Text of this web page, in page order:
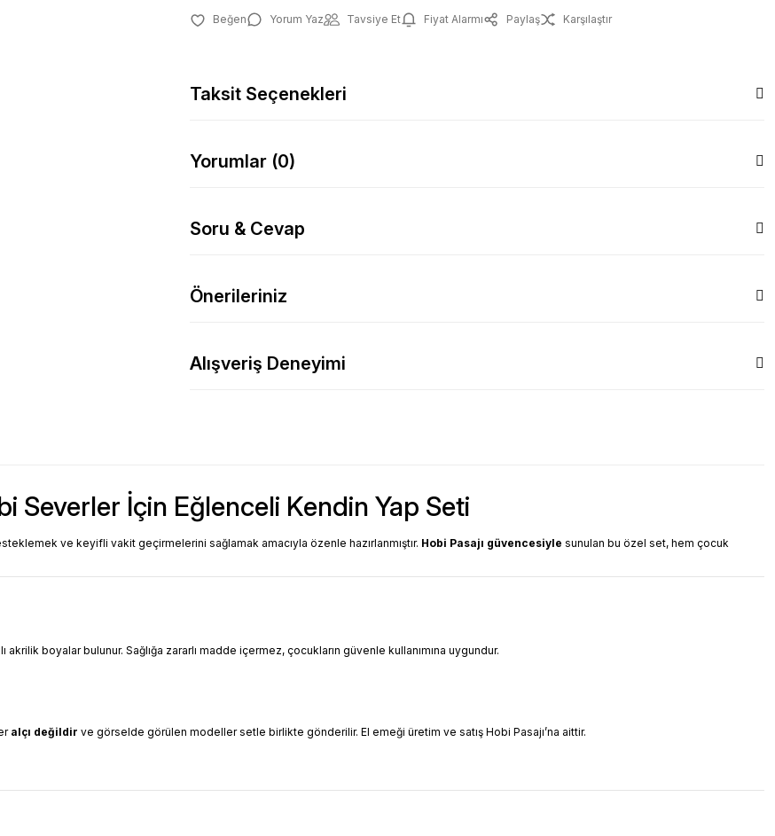
Yorum Yaz Tavsiye Et Fiyat Alarmı Paylaş Karşılaştır
Taksit Seçenekleri
Yorumlar (0)
Soru & Cevap
Önerileriniz
Alışveriş Deneyimi
Severler İçin Eğlenceli Kendin Yap Seti
ve keyifli vakit geçirmelerini sağlamak amacıyla özenle hazırlanmıştır. Hobi Pasajı güvencesiyle sunulan bu özel set, hem çocuk
boyalar bulunur. Sağlığa zararlı madde içermez, çocukların güvenle kullanımına uygundur.
alçı değildir ve görselde görülen modeller setle birlikte gönderilir. El emeği üretim ve satış Hobi Pasajı’na aittir.